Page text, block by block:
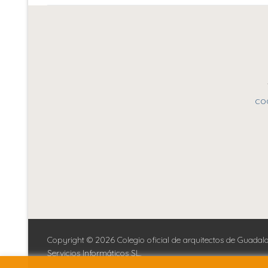
Copyright © 2026 Colegio oficial de arquitectos de
Servicios Informáticos SL.